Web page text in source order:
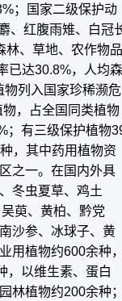
；国家二级保护动
、红腹雨雉、白冠
林、草地、农作物品
已达30.8%，人均森
物列入国家珍稀濒危
，占全国同类植物
；有三级保护植物
，其中药用植物资
之一。在国内外具
冬虫夏草、鸡土
萸、黄柏、黔党
沙参、冰球子、黄
用植物约600余种，
，以维生素、蛋白
林植物约200余种；